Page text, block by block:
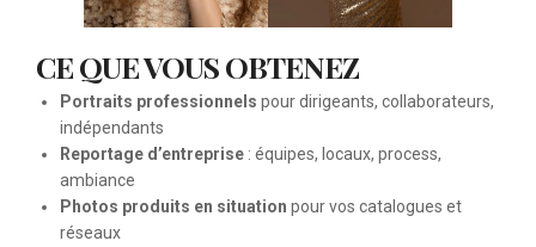
CE QUE VOUS OBTENEZ
Portraits professionnels pour dirigeants, collaborateurs,
indépendants
Reportage d’entreprise : équipes, locaux, process,
ambiance
Photos produits en situation pour vos catalogues et
réseaux